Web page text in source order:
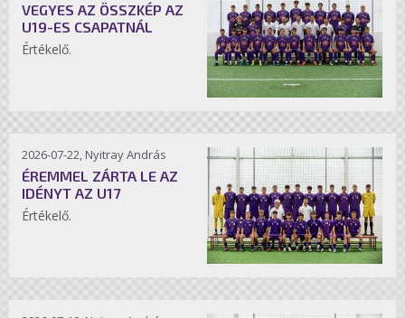
VEGYES AZ ÖSSZKÉP AZ
U19-ES CSAPATNÁL
Értékelő.
2026-07-22, Nyitray András
ÉREMMEL ZÁRTA LE AZ
IDÉNYT AZ U17
Értékelő.